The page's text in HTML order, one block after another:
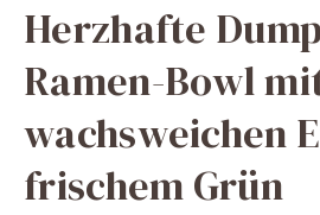
Herzhafte
Ramen-Bowl
wachsweichen
frischem Grün